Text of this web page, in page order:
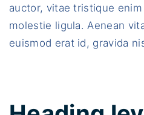
auctor, vitae tristique
molestie ligula. Aenean
euismod erat id, gravida